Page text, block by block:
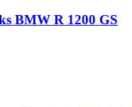
BMW R 1200 GS